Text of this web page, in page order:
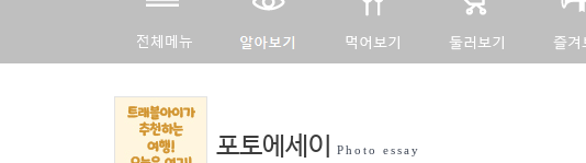
포토에세이 Photo essay